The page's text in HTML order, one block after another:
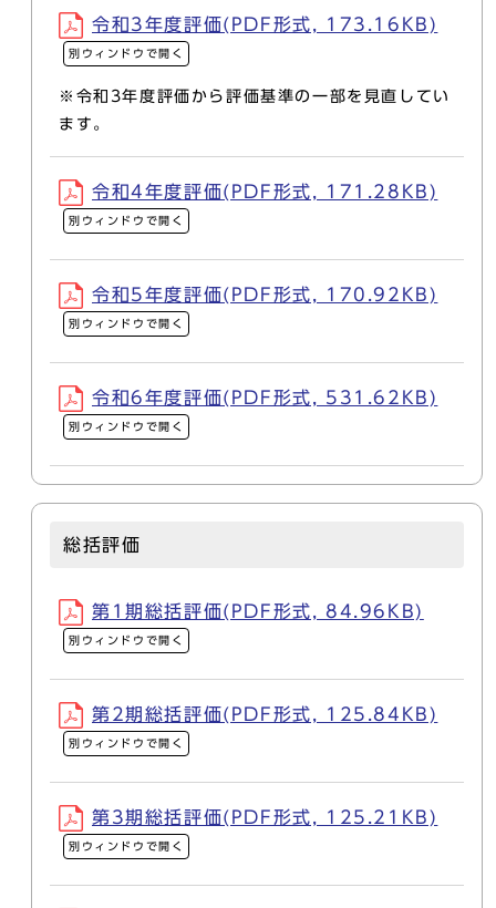
令和3年度評価(PDF形式, 173.16KB)
別ウィンドウで開く
※令和3年度評価から評価基準の一部を見直してい
ます。
令和4年度評価(PDF形式, 171.28KB)
別ウィンドウで開く
令和5年度評価(PDF形式, 170.92KB)
別ウィンドウで開く
令和6年度評価(PDF形式, 531.62KB)
別ウィンドウで開く
総括評価
第1期総括評価(PDF形式, 84.96KB)
別ウィンドウで開く
第2期総括評価(PDF形式, 125.84KB)
別ウィンドウで開く
第3期総括評価(PDF形式, 125.21KB)
別ウィンドウで開く